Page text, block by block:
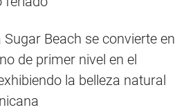
Sugar Beach se convierte en
de primer nivel en el
la belleza natural